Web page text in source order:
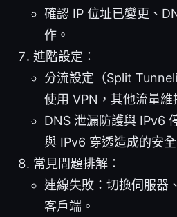
確認 IP 位址已變更、
作。
進階設定：
分流設定（Split
使用 VPN，其他流量維
DNS 泄漏防護與 IPv6
與 IPv6 穿透造成的安全
常見問題排解：
連線失敗：切換伺服器
客戶端。